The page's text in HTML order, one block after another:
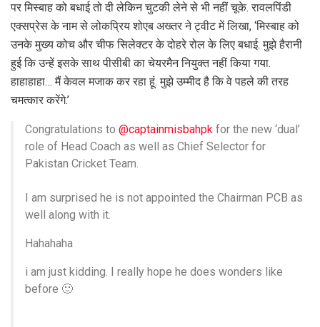
पर म‍िस्‍बाह को बधाई तो दी लेक‍िन चुटकी लेने से भी नहीं चूके. रावलप‍िंडी
एक्‍सप्रेस के नाम से लोकप्र‍िय शोएब अख्‍तर ने ट्वीट में ल‍िखा, ‘मिस्बाह को
उनके मुख्य कोच और चीफ सिलेक्टर के दोहरे रोल के लिए बधाई. मुझे हैरानी
हुई कि उन्हें इसके साथ पीसीबी का चेयरमैन नियुक्त नहीं किया गया.
हाहाहाहा… मैं केवल मजाक कर रहा हूं. मुझे उम्मीद है कि वे पहले की तरह
चमत्कार करेंगे.’
Congratulations to @captainmisbahpk for the new ‘dual’
role of Head Coach as well as Chief Selector for
Pakistan Cricket Team.
I am surprised he is not appointed the Chairman PCB as
well along with it.
Hahahaha
i am just kidding. I really hope he does wonders like
before 🙂